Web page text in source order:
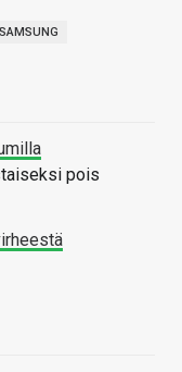
SAMSUNG
pois